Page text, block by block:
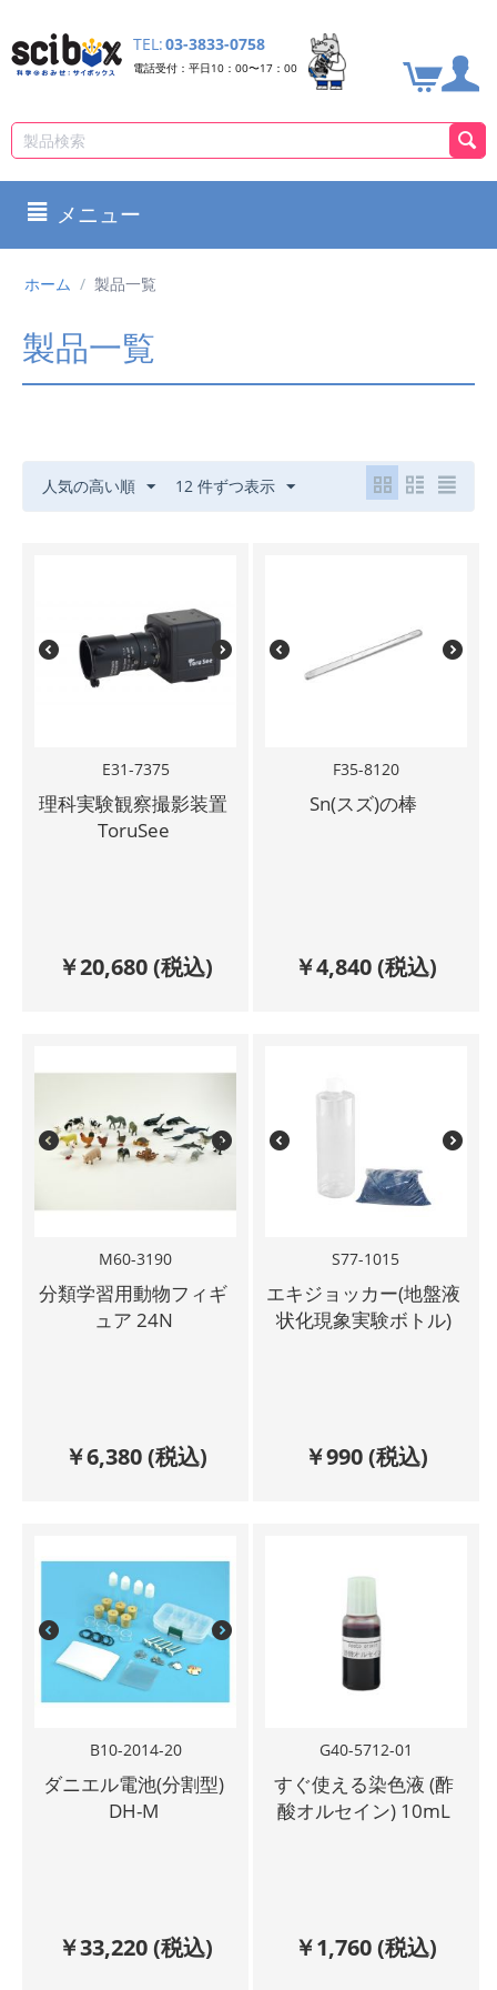
TEL:03-3833-0758
電話受付：平日10：00〜17：00
メニュー
ホーム / 製品一覧
製品一覧
人気の高い順 12 件ずつ表示
E31-7375
理科実験観察撮影装置
ToruSee
￥20,680(税込)
F35-8120
Sn(スズ)の棒
￥4,840(税込)
M60-3190
分類学習用動物フィギ
ュア 24N
￥6,380(税込)
S77-1015
エキジョッカー(地盤液
状化現象実験ボトル)
￥990(税込)
B10-2014-20
ダニエル電池(分割型)
DH-M
￥33,220(税込)
G40-5712-01
すぐ使える染色液 (酢
酸オルセイン) 10mL
￥1,760(税込)